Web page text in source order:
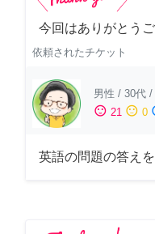
今回はありがとう
依頼されたチケット
男性 / 30代 /
sentiment_satisfied 21 sentiment_neutral 0
英語の問題の答え